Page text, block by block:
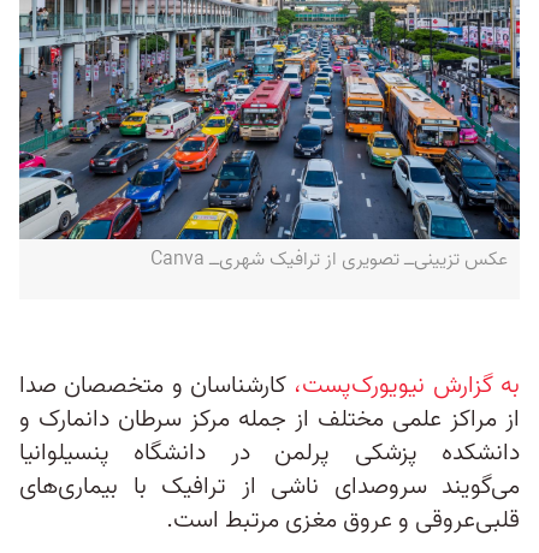
عکس تزیینی‌ــ تصویری از ترافیک شهری‌ــ Canva
به گزارش نیویورک‌پست، کارشناسان و متخصصان صدا
از مراکز علمی مختلف از جمله مرکز سرطان دانمارک و
دانشکده پزشکی پرلمن در دانشگاه پنسیلوانیا
می‌‌گویند سروصدای ناشی از ترافیک با بیماری‌های
قلبی‌عروقی و عروق مغزی مرتبط است.